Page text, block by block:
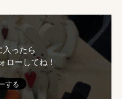
入ったら
ローしてね！